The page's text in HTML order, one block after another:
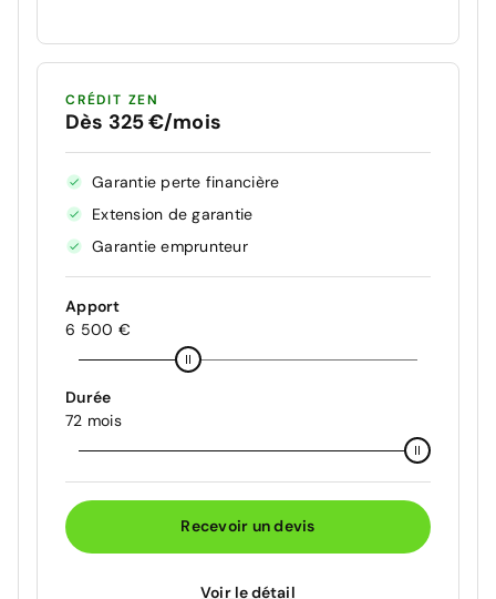
CRÉDIT ZEN
Dès 325 €/mois
Garantie perte financière
Extension de garantie
Garantie emprunteur
Apport
6 500 €
Durée
72 mois
Recevoir un devis
Voir le détail